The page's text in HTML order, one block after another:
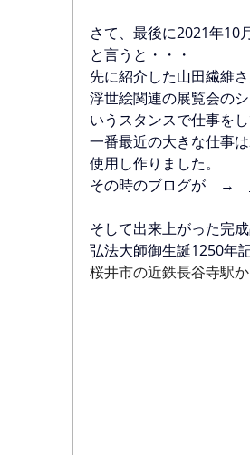
さて、最後に2021年10
と言うと・・・
先に紹介した山田繊維
浮世絵関連の展覧会の
いうスタンスで仕事をし
一番最近の大きな仕事
使用し作りました。
その時のブログが　→
そして出来上がった完成
弘法大師御生誕1250年
桜井市の近鉄長谷寺駅